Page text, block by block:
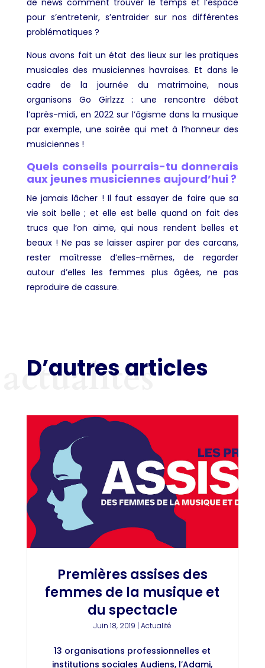
pour s’entretenir, s’entraider sur nos différentes
problématiques ?
Nous avons fait un état des lieux sur les pratiques
musicales des musiciennes havraises. Et dans le
cadre de la journée du matrimoine, nous
organisons Go Girlzzz : une rencontre débat
l’après-midi, en 2022 sur l’âgisme dans la musique
par exemple, une soirée qui met à l’honneur des
musiciennes !
Quels conseils pourrais-tu donnerais
aux jeunes musiciennes aujourd’hui ?
Ne jamais lâcher ! Il faut essayer de faire que sa
vie soit belle ; et elle est belle quand on fait des
trucs que l’on aime, qui nous rendent belles et
beaux ! Ne pas se laisser aspirer par des carcans,
rester maîtresse d’elles-mêmes, de regarder
autour d’elles les femmes plus âgées, ne pas
reproduire de cassure.
D’autres articles
actualités
Premières assises des
femmes de la musique et
du spectacle
Juin 18, 2019 | Actualité
13 organisations professionnelles et
institutions sociales Audiens, l’Adami,